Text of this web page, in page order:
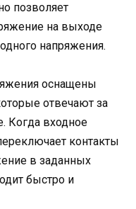
позволяет
на выходе
напряжения.
оснащены
отвечают за
Когда входное
контакты
в заданных
быстро и